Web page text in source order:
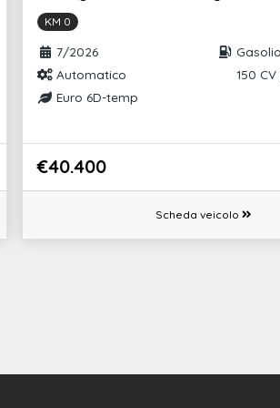
KM 0
7/2026
Gasolio
Automatico
150 CV
Euro 6D-temp
€40.400
Scheda veicolo